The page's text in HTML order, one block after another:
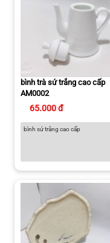
bình trà sứ trắng cao cấp
AM0002
65.000 đ
bình sứ trắng cao cấp